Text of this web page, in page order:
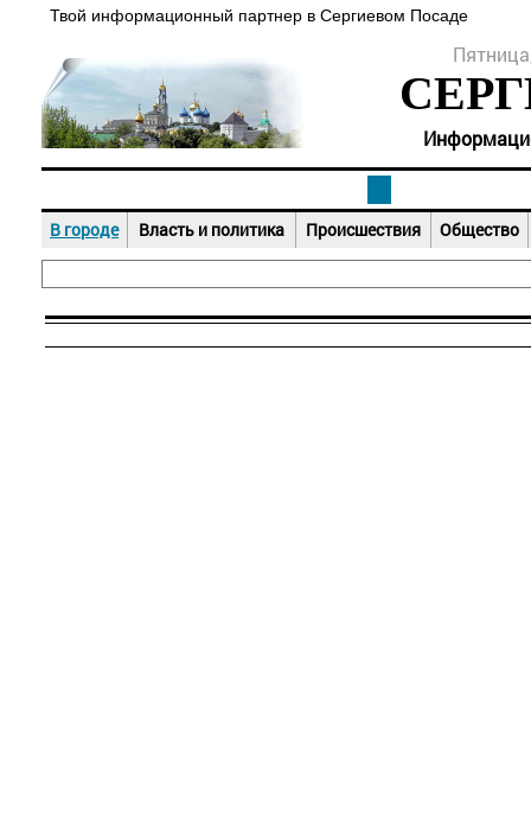
Твой информационный партнер в Сергиевом Посаде
В городе Власть и политика Происшествия Общество